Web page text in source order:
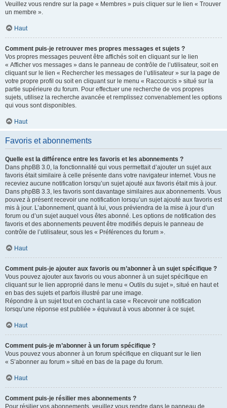
Veuillez vous rendre sur la page « Membres » puis cliquer sur le lien « Trouver
un membre ».
Haut
Comment puis-je retrouver mes propres messages et sujets ?
Vos propres messages peuvent être affichés soit en cliquant sur le lien
« Afficher vos messages » dans le panneau de contrôle de l’utilisateur, soit en
cliquant sur le lien « Rechercher les messages de l’utilisateur » sur la page de
votre propre profil ou soit en cliquant sur le menu « Raccourcis » situé sur la
partie supérieure du forum. Pour effectuer une recherche de vos propres
sujets, utilisez la recherche avancée et remplissez convenablement les options
qui vous sont disponibles.
Haut
Favoris et abonnements
Quelle est la différence entre les favoris et les abonnements ?
Dans phpBB 3.0, la fonctionnalité qui vous permettait d’ajouter un sujet aux
favoris était similaire à celle présente dans votre navigateur internet. Vous ne
receviez aucune notification lorsqu’un sujet ajouté aux favoris était mis à jour.
Dans phpBB 3.3, les favoris sont davantage similaires aux abonnements. Vous
pouvez à présent recevoir une notification lorsqu’un sujet ajouté aux favoris est
mis à jour. L’abonnement, quant à lui, vous préviendra de la mise à jour d’un
forum ou d’un sujet auquel vous êtes abonné. Les options de notification des
favoris et des abonnements peuvent être modifiés depuis le panneau de
contrôle de l’utilisateur, sous les « Préférences du forum ».
Haut
Comment puis-je ajouter aux favoris ou m’abonner à un sujet spécifique ?
Vous pouvez ajouter aux favoris ou vous abonner à un sujet spécifique en
cliquant sur le lien approprié dans le menu « Outils du sujet », situé en haut et
en bas des sujets et parfois illustré par une image.
Répondre à un sujet tout en cochant la case « Recevoir une notification
lorsqu’une réponse est publiée » équivaut à vous abonner à ce sujet.
Haut
Comment puis-je m’abonner à un forum spécifique ?
Vous pouvez vous abonner à un forum spécifique en cliquant sur le lien
« S’abonner au forum » situé en bas de la page du forum.
Haut
Comment puis-je résilier mes abonnements ?
Pour résilier vos abonnements, veuillez vous rendre dans le panneau de